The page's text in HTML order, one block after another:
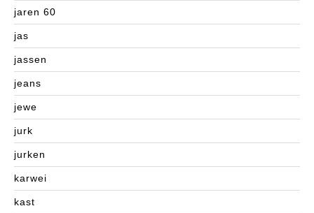
jaren 60
jas
jassen
jeans
jewe
jurk
jurken
karwei
kast